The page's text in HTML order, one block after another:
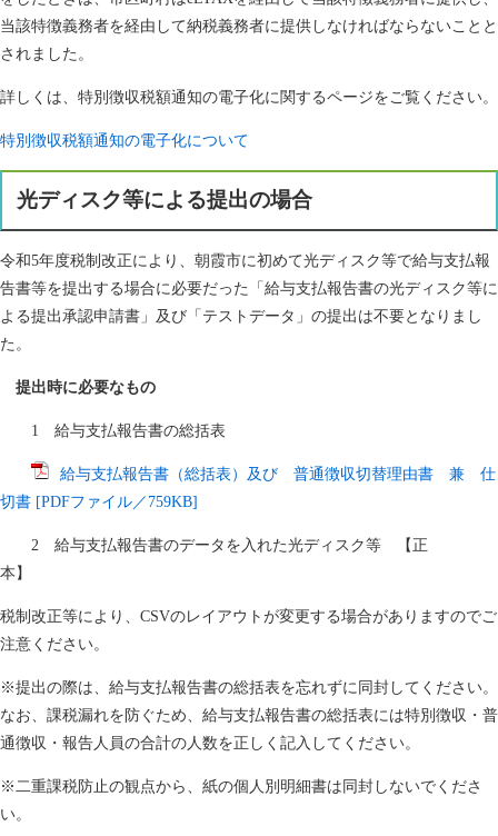
当該特徴義務者を経由して納税義務者に提供しなければならないことと
されました。
詳しくは、特別徴収税額通知の電子化に関するページをご覧ください。
特別徴収税額通知の電子化について
光ディスク等による提出の場合
令和5年度税制改正により、朝霞市に初めて光ディスク等で給与支払報
告書等を提出する場合に必要だった「給与支払報告書の光ディスク等に
よる提出承認申請書」及び「テストデータ」の提出は不要となりまし
た。​
提出時に必要なもの
1 給与支払報告書の総括表
給与支払報告書（総括表）及び 普通徴収切替理由書 兼 仕
切書 [PDFファイル／759KB]
2 給与支払報告書のデータを入れた光ディスク等 【正
本】
税制改正等により、CSVのレイアウトが変更する場合がありますのでご
注意ください。
※提出の際は、給与支払報告書の総括表を忘れずに同封してください。
なお、課税漏れを防ぐため、給与支払報告書の総括表には特別徴収・普
通徴収・報告人員の合計の人数を正しく記入してください。
※二重課税防止の観点から、紙の個人別明細書は同封しないでくださ
い。